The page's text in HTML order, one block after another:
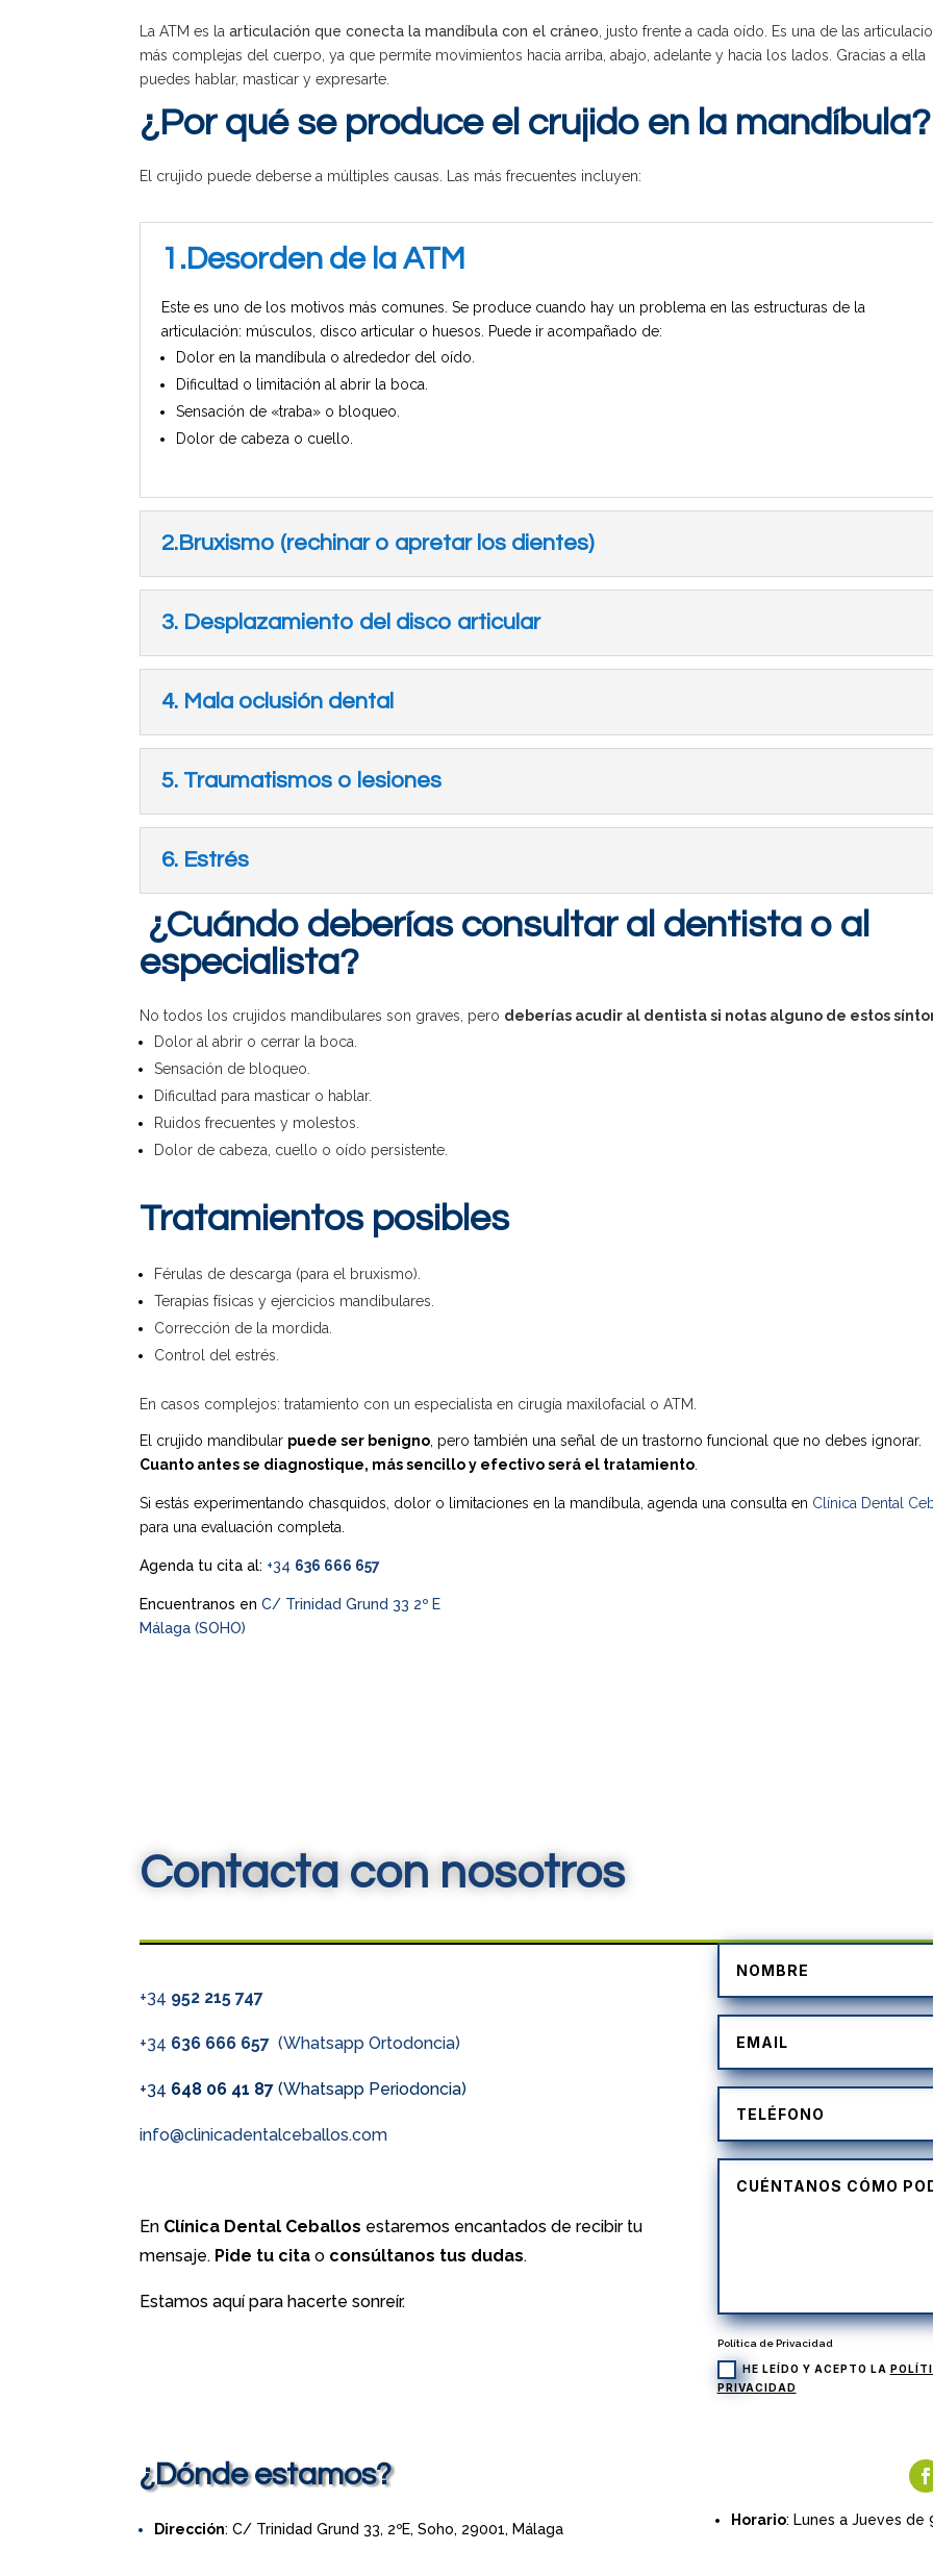
La ATM es laarticulación que conecta la mandíbula con el cráneo, justo frente a cada oído. Es una de las
más complejas del cuerpo, ya que permite movimientos hacia arriba, abajo, adelante y hacia los lados. Gracias a ella
puedes hablar, masticar y expresarte.
¿Por qué se produce el crujido en la mandíbula?
El crujido puede deberse a múltiples causas. Las más frecuentes incluyen:
1.Desorden de la ATM
Este es uno de los motivos más comunes. Se produce cuando hay un problema en las estructuras de la
articulación: músculos, disco articular o huesos. Puede ir acompañado de:
Dolor en la mandíbula o alrededor del oído.
Dificultad o limitación al abrir la boca.
Sensación de «traba» o bloqueo.
Dolor de cabeza o cuello.
2.Bruxismo (rechinar o apretar los dientes)
3. Desplazamiento del disco articular
4. Mala oclusión dental
5. Traumatismos o lesiones
6. Estrés
¿Cuándo deberías consultar al dentista o al
especialista?
No todos los crujidos mandibulares son graves, pero deberías acudir al dentista si notas alguno de estos
Dolor al abrir o cerrar la boca.
Sensación de bloqueo.
Dificultad para masticar o hablar.
Ruidos frecuentes y molestos.
Dolor de cabeza, cuello o oído persistente.
Tratamientos posibles
Férulas de descarga (para el bruxismo).
Terapias físicas y ejercicios mandibulares.
Corrección de la mordida.
Control del estrés.
En casos complejos: tratamiento con un especialista en cirugía maxilofacial o ATM.
El crujido mandibular puede ser benigno , pero también una señal de un trastorno funcional que no debes ignorar.
Cuanto antes se diagnostique, más sencillo y efectivo será el tratamiento
Si estás experimentando chasquidos, dolor o limitaciones en la mandíbula, agenda una consulta en Clínica Dental
para una evaluación completa.
Agenda tu cita al: +34 636 666 657
Encuentranos enC/ Trinidad Grund 33 2º E
Málaga (SOHO)
Contacta con nosotros
+34 952 215 747
+34 636 666 657(Whatsapp Ortodoncia)
+34 648 06 41 87 (Whatsapp Periodoncia)
info@clinicadentalceballos.com
En Clínica Dental Ceballos estaremos encantados de recibir tu
mensaje. Pide tu cita o consúltanos tus dudas.
Estamos aquí para hacerte sonreír.
Política de Privacidad
HE LEÍDO Y ACEPTO LA
PRIVACIDAD
¿Dónde estamos?
Dirección: C/ Trinidad Grund 33, 2ºE, Soho, 29001, Málaga
Horario: Lunes a Jueves de